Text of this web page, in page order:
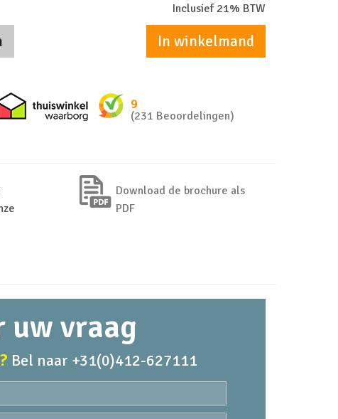
Inclusief 21% BTW
In winkelmand
zakelijk Thuiswinkel waarborg
9
(231 Beoordelingen)
Download de brochure als
PDF
uw vraag
Bel naar +31(0)412-627111